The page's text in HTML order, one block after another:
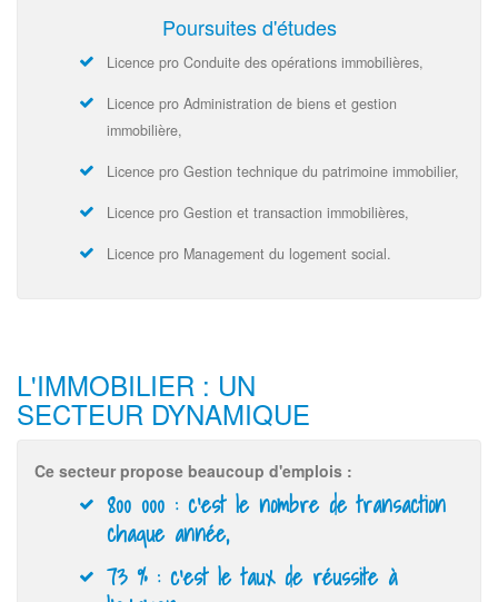
Poursuites d'études
Licence pro Conduite des opérations immobilières,
Licence pro Administration de biens et gestion
immobilière,
Licence pro Gestion technique du patrimoine immobilier,
Licence pro Gestion et transaction immobilières,
Licence pro Management du logement social.
L'IMMOBILIER : UN
SECTEUR DYNAMIQUE
Ce secteur propose beaucoup d'emplois :
800 000 : c'est le nombre de transaction
chaque année,
73 % : c'est le taux de réussite à